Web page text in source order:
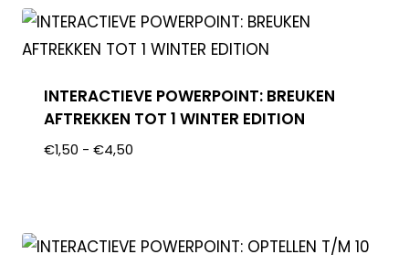
INTERACTIEVE POWERPOINT: BREUKEN
AFTREKKEN TOT 1 WINTER EDITION
€1,50 - €4,50